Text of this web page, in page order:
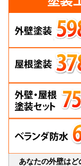
あなたの外壁はど